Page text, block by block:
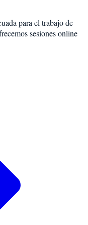
para el trabajo de
sesiones online